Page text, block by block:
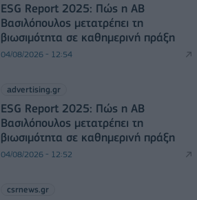
ESG Report 2025: Πώς η ΑΒ
Βασιλόπουλος μετατρέπει τη
βιωσιμότητα σε καθημερινή πράξη
04/08/2026 - 12:54
advertising.gr
ESG Report 2025: Πώς η ΑΒ
Βασιλόπουλος μετατρέπει τη
βιωσιμότητα σε καθημερινή πράξη
04/08/2026 - 12:52
csrnews.gr